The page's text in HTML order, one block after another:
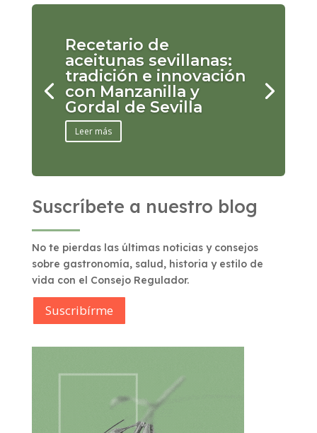
Recetario de
aceitunas sevillanas:
tradición e innovación
con Manzanilla y
Gordal de Sevilla
Leer más
Suscríbete a nuestro blog
No te pierdas las últimas noticias y consejos
sobre gastronomía, salud, historia y estilo de
vida con el Consejo Regulador.
Suscribírme